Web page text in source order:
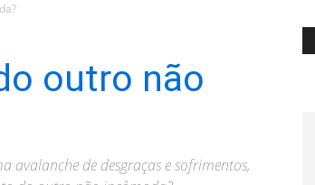
outro não
avalanche de desgraças e sofrimentos,